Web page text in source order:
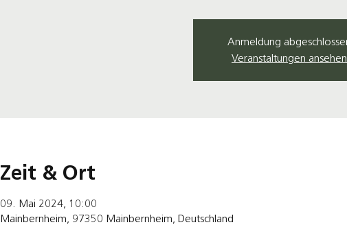
Anmeldung
Veranstaltungen ansehen
Zeit & Ort
09. Mai 2024, 10:00
Mainbernheim, 97350 Mainbernheim, Deutschland